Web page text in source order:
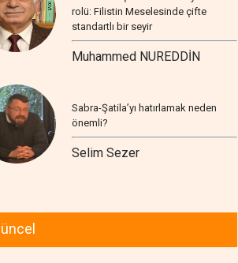
rolü: Filistin Meselesinde çifte
standartlı bir seyir
Muhammed NUREDDİN
Sabra-Şatila’yı hatırlamak neden
önemli?
Selim Sezer